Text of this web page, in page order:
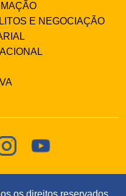
E NEGOCIAÇÃO